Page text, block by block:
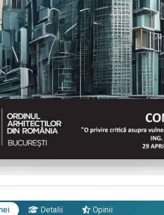
Detalii Opinii